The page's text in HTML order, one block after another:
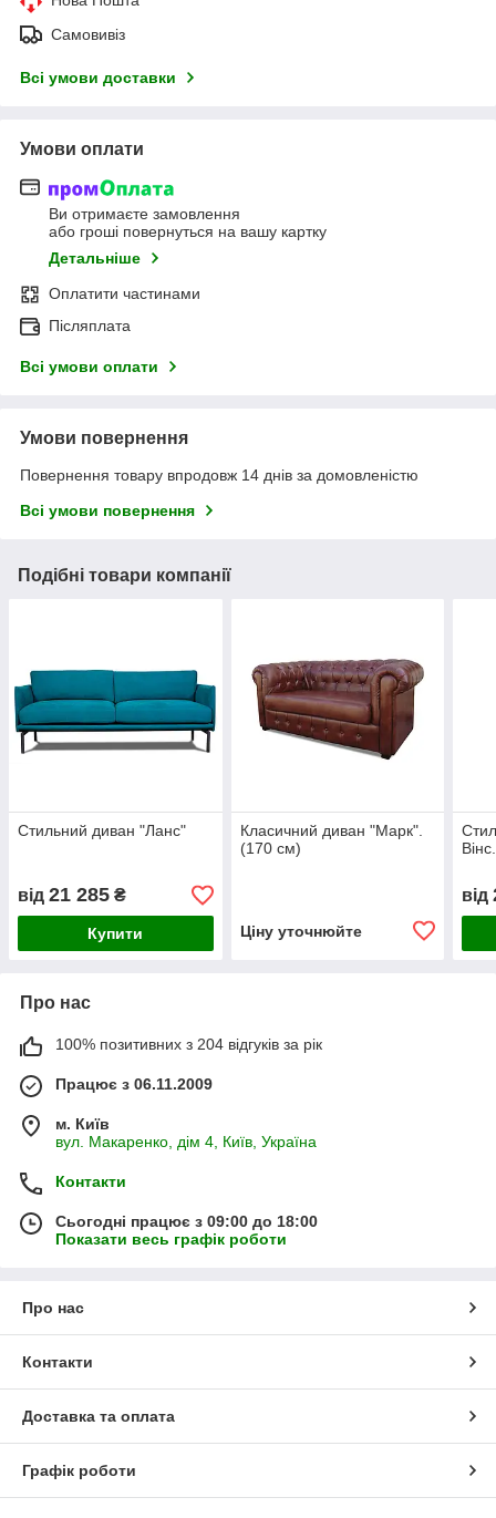
Самовивіз
Всі умови доставки
Умови оплати
Ви отримаєте замовлення
або гроші повернуться на вашу картку
Детальніше
Оплатити частинами
Післяплата
Всі умови оплати
Умови повернення
Повернення товару впродовж 14 днів за домовленістю
Всі умови повернення
Подібні товари компанії
Стильний диван "Ланс"
від 21 285 ₴
Купити
Класичний диван "Марк".
(170 см)
Ціну уточнюйте
від
Про нас
100% позитивних з 204 відгуків за рік
Працює з 06.11.2009
м. Київ
вул. Макаренко, дім 4, Київ, Україна
Контакти
Сьогодні працює з 09:00 до 18:00
Показати весь графік роботи
Про нас
Контакти
Доставка та оплата
Графік роботи